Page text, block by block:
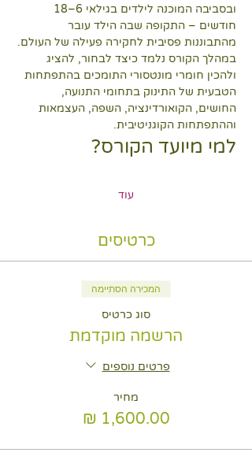
חודשים – התקופה שבה הילד עובר
מהתבוננות פסיבית לחקירה פעילה של העולם.
במהלך הקורס נלמד כיצד לבחור, להציג
ולהכין חומרי מונטסורי התומכים בהתפתחות
הטבעית של התינוק בתחומי התנועה,
החושים, הקואורדינציה, השפה, העצמאות
וההתפתחות הקוגניטיבית.
למי מיועד הקורס?
עוד
כרטיסים
המכירה הסתיימה
סוג כרטיס
הרשמה מוקדמת
פרטים נוספים
מחיר